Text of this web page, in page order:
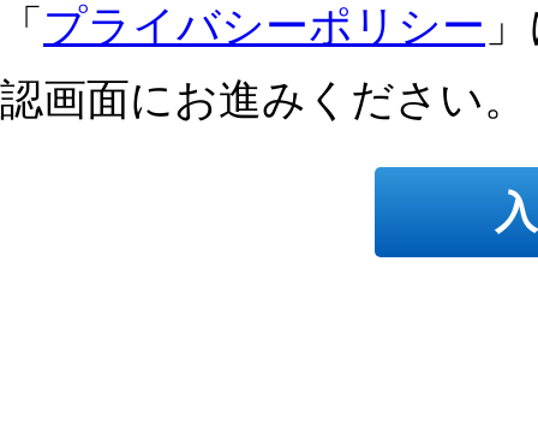
「 プライバシーポリシー
認画面にお進みください。